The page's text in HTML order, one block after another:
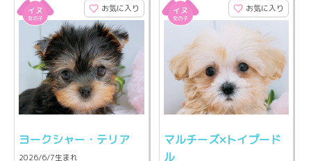
お気に入り
ヨークシャー・テリア
2026/6/7生まれ
お気に入り
マルチーズ×トイプード
ル